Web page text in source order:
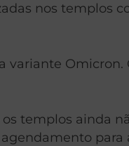
nos templos
variante Omicron.
templos ainda
para